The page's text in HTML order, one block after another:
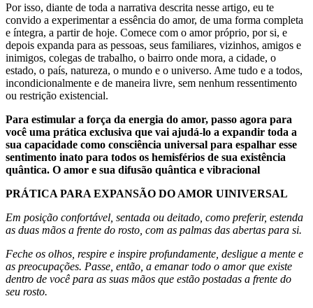
Por isso, diante de toda a narrativa descrita nesse artigo, eu te
convido a experimentar a essência do amor, de uma forma completa
e íntegra, a partir de hoje. Comece com o amor próprio, por si, e
depois expanda para as pessoas, seus familiares, vizinhos, amigos e
inimigos, colegas de trabalho, o bairro onde mora, a cidade, o
estado, o país, natureza, o mundo e o universo. Ame tudo e a todos,
incondicionalmente e de maneira livre, sem nenhum ressentimento
ou restrição existencial.
Para estimular a força da energia do amor, passo agora para
você uma prática exclusiva que vai ajudá-lo a expandir toda a
sua capacidade como consciência universal para espalhar esse
sentimento inato para todos os hemisférios de sua existência
quântica. O amor e sua difusão quântica e vibracional
PRÁTICA PARA EXPANSÃO DO AMOR UINIVERSAL
Em posição confortável, sentada ou deitado, como preferir, estenda
as duas mãos a frente do rosto, com as palmas das abertas para si.
Feche os olhos, respire e inspire profundamente, desligue a mente e
as preocupações. Passe, então, a emanar todo o amor que existe
dentro de você para as suas mãos que estão postadas a frente do
seu rosto.